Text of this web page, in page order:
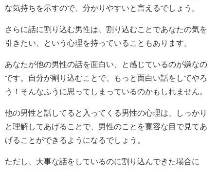
な気持ちを示すので、分かりやすいと言えるでしょう。
さらに話に割り込む男性は、割り込むことであなたの気を
引きたい、という心理を持っていることもあります。
あなたが他の男性の話を面白い、と感じているのが嫌なの
です。自分が割り込むことで、もっと面白い話をしてやろ
う！そんなふうに思ってしまっているのかもしれません。
他の男性と話してると入ってくる男性の心理は、しっかり
と理解してあげることで、男性のことを寛容な目で見てあ
げることができるようになるでしょう。
ただし、大事な話をしているのに割り込んできた場合に